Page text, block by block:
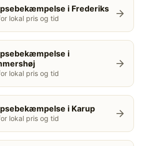
i Frederiks
lokal pris og tid arrow_forward
i
lokal pris og tid
arrow_forward
i Karup
lokal pris og tid arrow_forward